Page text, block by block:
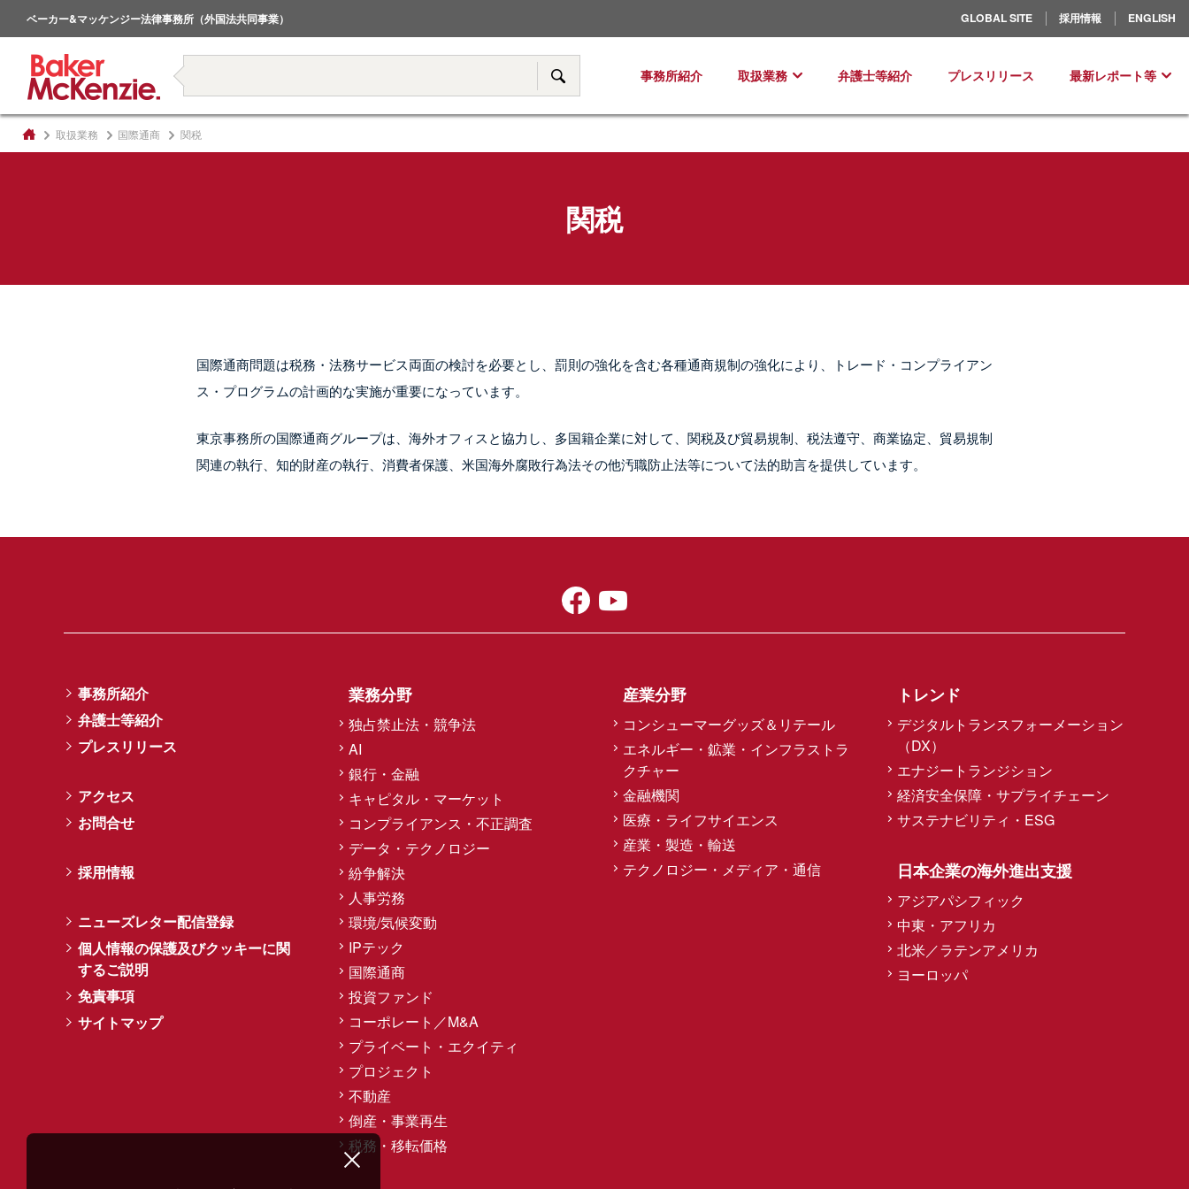
ベーカー&マッケンジー法律事務所（外国法共同事業） GLOBAL SITE 採用情報 ENGLISH
サイト内検索事務所紹介 取扱業務
ヨーロッパ
弁護士等紹介 プレスリリース 最新レポート等
著書
取扱業務 国際通商 関税
関税
国際通商問題は税務・法務サービス両面の検討を必要とし、罰則の強化を含む各種通商規制の強化により、トレード・コンプライアン
ス・プログラムの計画的な実施が重要になっています。
東京事務所の国際通商グループは、海外オフィスと協力し、多国籍企業に対して、関税及び貿易規制、税法遵守、商業協定、貿易規制
関連の執行、知的財産の執行、消費者保護、米国海外腐敗行為法その他汚職防止法等について法的助言を提供しています。
事務所紹介
弁護士等紹介
プレスリリース
アクセス
お問合せ
採用情報
ニューズレター配信登録
個人情報の保護及びクッキーに関
するご説明
免責事項
サイトマップ
業務分野
独占禁止法・競争法
AI
銀行・金融
キャピタル・マーケット
コンプライアンス・不正調査
データ・テクノロジー
紛争解決
人事労務
環境/気候変動
IPテック
国際通商
投資ファンド
コーポレート／M&A
プライベート・エクイティ
プロジェクト
不動産
倒産・事業再生
税務・移転価格
産業分野
コンシューマーグッズ＆リテール
エネルギー・鉱業・インフラストラ
クチャー
金融機関
医療・ライフサイエンス
産業・製造・輸送
テクノロジー・メディア・通信
トレンド
デジタルトランスフォーメーション
（DX）
エナジートランジション
経済安全保障・サプライチェーン
サステナビリティ・ESG
日本企業の海外進出支援
アジアパシフィック
中東・アフリカ
北米／ラテンアメリカ
ヨーロッパ